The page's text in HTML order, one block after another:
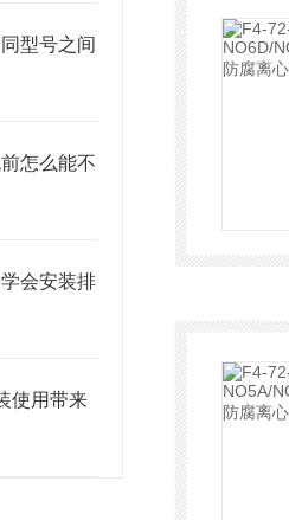
型号之间
怎么能不
会安装排
使用带来